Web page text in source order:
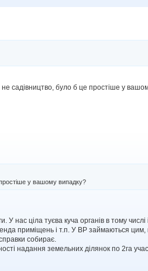
садівництво, було б це простіше у
у вашому випадку?
У нас ціла туєва куча органів в тому
приміщень і т.п. У ВР займаються цим,
собирає.
надання земельних ділянок по 2га